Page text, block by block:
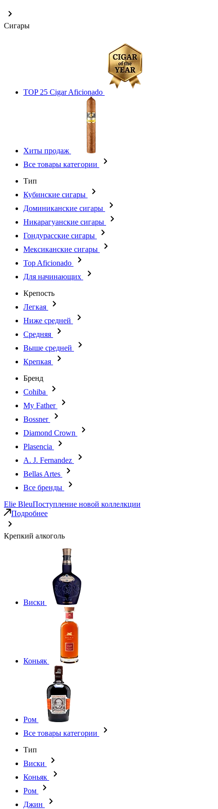
Сигары
TOP 25 Cigar Aficionado
Хиты продаж
Все товары категории
Тип
Кубинские сигары
Доминиканские сигары
Никарагуанские сигары
Гондурасские сигары
Мексиканские сигары
Top Aficionado
Для начинающих
Крепость
Легкая
Ниже средней
Средняя
Выше средней
Крепкая
Бренд
Cohiba
My Father
Bossner
Diamond Crown
Plasencia
A. J. Fernandez
Bellas Artes
Все бренды
Elie BleuПоступление новой коллелкции
Подробнее
Крепкий алкоголь
Виски
Коньяк
Ром
Все товары категории
Тип
Виски
Коньяк
Ром
Джин